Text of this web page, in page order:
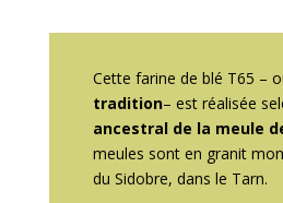
Cette farine de blé T65 –
tradition– est réalisée
ancestral de la meule
meules sont en granit
du Sidobre, dans le Tarn.